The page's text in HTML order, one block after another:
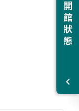
開館狀態